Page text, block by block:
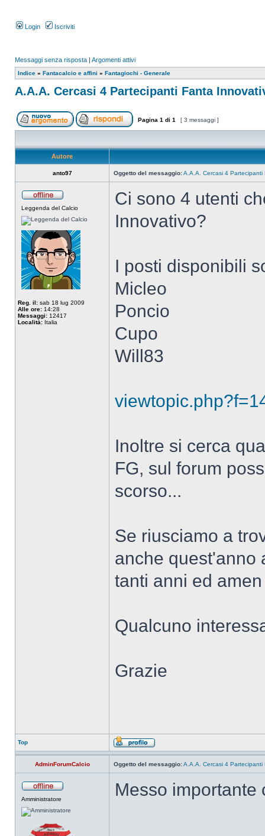
Login Iscriviti
Messaggi senza risposta | Argomenti attivi
Indice » Fantacalcio e affini » Fantagiochi - Generale
A.A.A. Cercasi 4 Partecipanti Fanta
Pagina 1 di 1 [ 3 messaggi ]
Autore
anto97 Oggetto del messaggio:A.A.A. Cercasi 4
Leggenda del Calcio
Reg. il: sab 18 lug 2009
Alle ore: 14:28
Messaggi: 12417
Località: Italia
Ci sono 4 utenti
Innovativo?
I posti disponibili
Micleo
Poncio
Cupo
Will83
Inoltre si cerca
FG, sul forum
scorso...
Se riusciamo a
anche quest'anno
tanti anni ed amen
Qualcuno
Grazie
Top
AdminForumCalcio Oggetto del messaggio:A.A.A. Cercasi 4
Amministratore Messo importante